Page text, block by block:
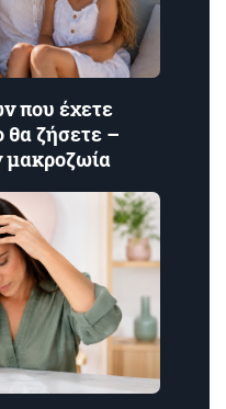
που έχετε
θα ζήσετε –
μακροζωία